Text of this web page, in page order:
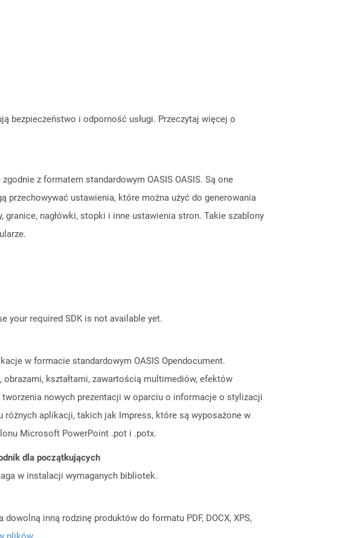
bezpieczeństwo i odporność usługi. Przeczytaj więcej o
z formatem standardowym OASIS OASIS. Są one
przechowywać ustawienia, które można użyć do generowania
nagłówki, stopki i inne ustawienia stron. Takie szablony
your required SDK is not available yet.
w formacie standardowym OASIS Opendocument.
kształtami, zawartością multimediów, efektów
nowych prezentacji w oparciu o informacje o stylizacji
aplikacji, takich jak Impress, które są wyposażone w
Microsoft PowerPoint .pot i .potx.
dla początkujących
w instalacji wymaganych bibliotek.
inną rodzinę produktów do formatu PDF, DOCX, XPS,